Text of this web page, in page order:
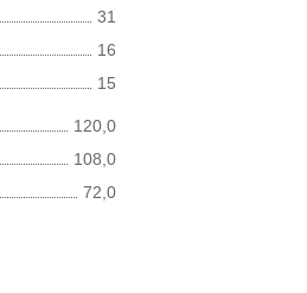
31
16
15
120,0
108,0
72,0